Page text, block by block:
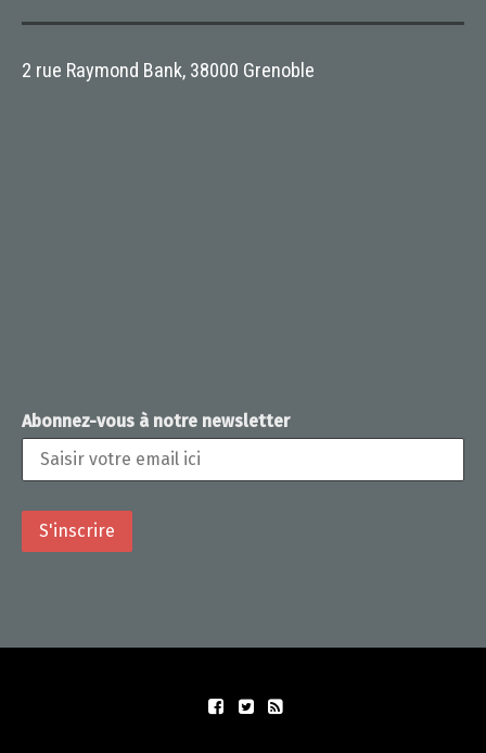
2 rue Raymond Bank, 38000 Grenoble
Abonnez-vous à notre newsletter